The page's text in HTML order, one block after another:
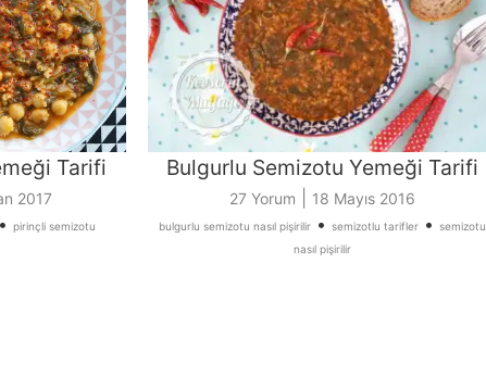
Tarifi
2017
pirinçli semizotu
Bulgurlu Semizotu Yemeği Tarifi
27 Yorum 18 Mayıs 2016
bulgurlu semizotu nasıl pişirilir• semizotlu tarifler•
semizotu
nasıl pişirilir